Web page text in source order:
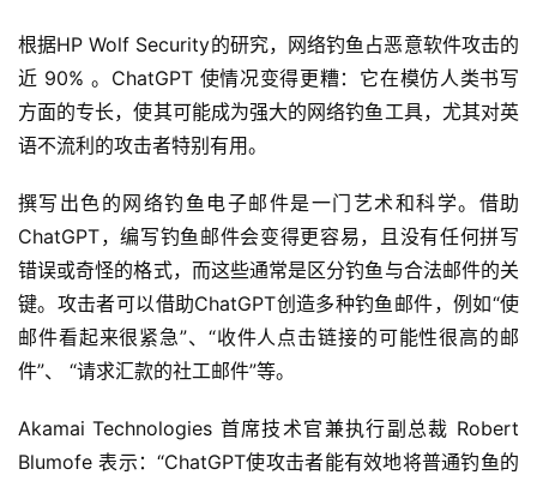
根据HP Wolf Security的研究，网络钓鱼占恶意软件攻击的
近 90% 。ChatGPT 使情况变得更糟：它在模仿人类书写
方面的专长，使其可能成为强大的网络钓鱼工具，尤其对英
语不流利的攻击者特别有用。
撰写出色的网络钓鱼电子邮件是一门艺术和科学。借助
ChatGPT，编写钓鱼邮件会变得更容易，且没有任何拼写
错误或奇怪的格式，而这些通常是区分钓鱼与合法邮件的关
键。攻击者可以借助ChatGPT创造多种钓鱼邮件，例如“使
邮件看起来很紧急”、“收件人点击链接的可能性很高的邮
件”、 “请求汇款的社工邮件”等。
Akamai Technologies 首席技术官兼执行副总裁 Robert
Blumofe 表示：“ChatGPT使攻击者能有效地将普通钓鱼的